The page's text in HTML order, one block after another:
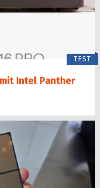
TEST
Intel Panther